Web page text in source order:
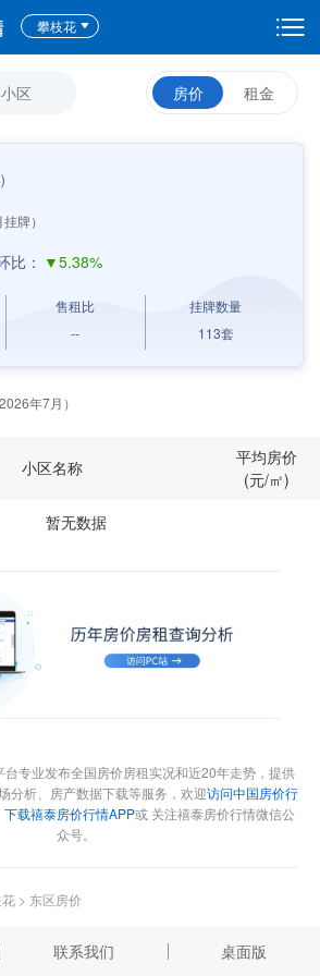
攀枝花
房价 租金
牌）
比： ▼5.38%
售租比
--
挂牌数量
113套
2026年7月）
小区名称
平均房价
(元/㎡)
暂无数据
台专业发布全国房价房租实况和近20年走势，提供
分析、房产数据下载等服务，欢迎访问中国房价行
下载禧泰房价行情APP或 关注禧泰房价行情微信公
众号。
> 东区房价
联系我们 桌面版